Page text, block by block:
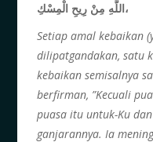
اللَّهِ مِنْ رِيحِ الْمِسْكِ،
Setiap amal kebaikan
dilipatgandakan, satu
kebaikan semisalnya
berfirman, ”Kecuali
puasa itu untuk-Ku
ganjarannya. Ia